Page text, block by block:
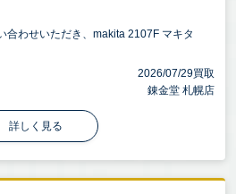
合わせいただき、makita 2107F マキタ
2026/07/29買取
錬金堂 札幌店
詳しく見る